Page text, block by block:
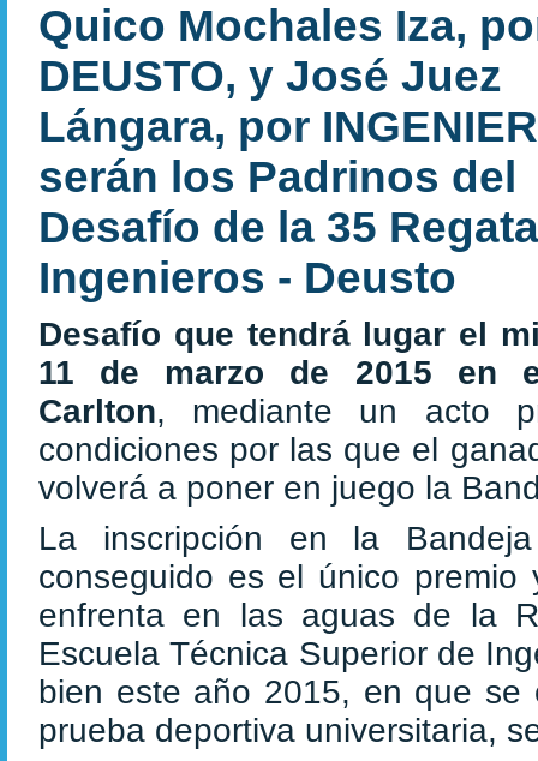
Quico Mochales Iza,
DEUSTO, y José Juez
Lángara, por
serán los Padrinos del
Desafío de la 35 Regata
Ingenieros - Deusto
Desafío que tendrá lugar el
11 de marzo de 2015 en
Carlton, mediante un acto
condiciones por las que el
volverá a poner en juego la
La inscripción en la
conseguido es el único
enfrenta en las aguas de la
Escuela Técnica Superior de
bien este año 2015, en que se
prueba deportiva universitaria,